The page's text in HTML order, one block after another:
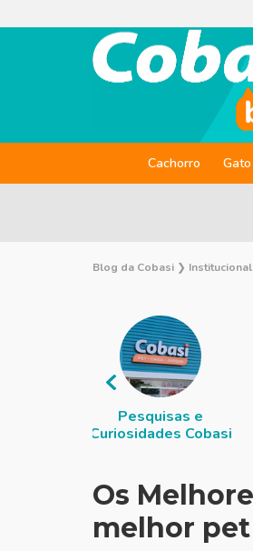
Cachorro Gato
Blog da Cobasi ❯ Institucional
Pesquisas e
Curiosidades Cobasi
Os
melhor pet